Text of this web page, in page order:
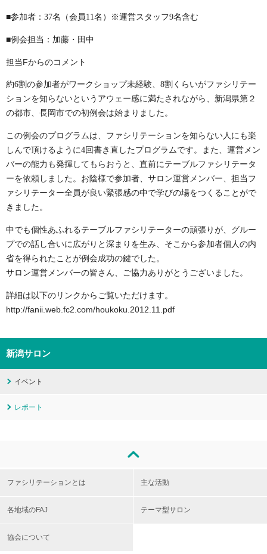
■参加者：37名（会員11名） ※運営スタッフ9名含む
■例会担当：加藤・田中
担当Fからのコメント
約6割の参加者がワークショップ未経験、 8割くらいがファシリテー
ションを知らないというアウェー感に満たされながら、新潟県第２
の都市、長岡市での初例会は始まりました。
この例会のプログラムは、ファシリテーションを知らない人にも楽
しんで頂けるように4回書き直したプログラムです。また、運営メン
バーの能力も発揮してもらおうと、直前にテーブルファシリテータ
ーを依頼しました。お陰様で参加者、サロン運営メンバー、担当フ
ァシリテーター全員が良い緊張感の中で学びの場をつくることがで
きました。
中でも個性あふれるテーブルファシリテーターの頑張りが、グルー
プでの話し合いに広がりと深まりを生み、そこから参加者個人の内
省を得られたことが例会成功の鍵でした。
サロン運営メンバーの皆さん、ご協力ありがとうございました。
詳細は以下のリンクからご覧いただけます。
http://fanii.web.fc2.com/houkoku.2012.11.pdf
新潟サロン
イベント
レポート
ファシリテーションとは 主な活動
各地域のFAJ テーマ型サロン
協会について